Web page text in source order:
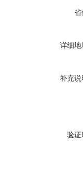
省
详细地
补充说
验证